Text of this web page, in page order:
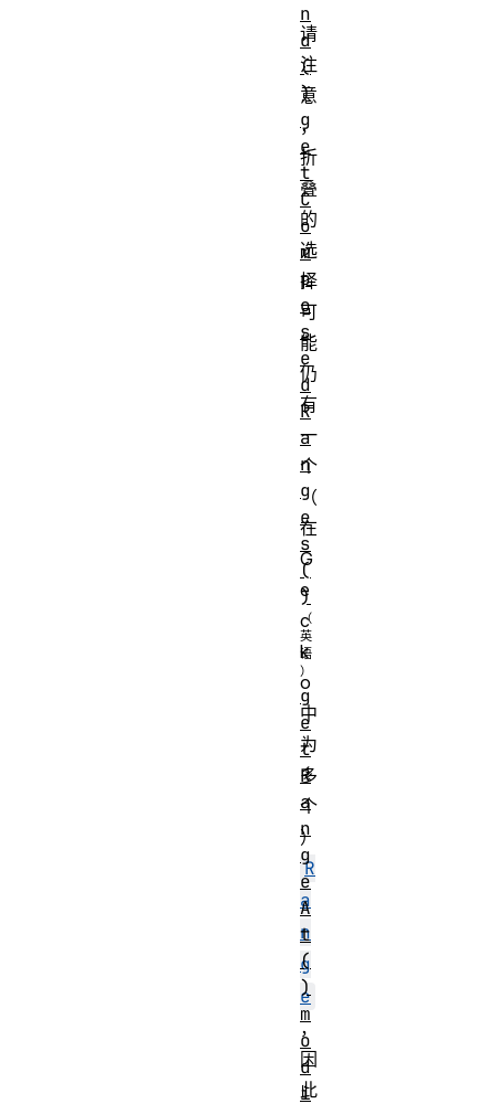
请
注
意
，
折
叠
的
选
择
可
能
仍
有
一
个
（
在
G
e
c
k
o
中
为
多
个
）
R
a
n
g
e
，
因
此
n
d
(
)
g
e
t
C
o
m
p
o
s
e
d
R
a
n
g
e
s
(
)
g
e
t
R
a
n
g
e
A
t
(
)
m
o
d
i